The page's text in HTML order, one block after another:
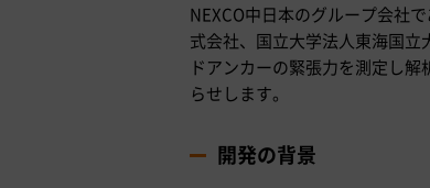
NEXCO中日本のグループ会社
式会社、国立大学法人東海国
ドアンカーの緊張力を測定し
らせします。
開発の背景